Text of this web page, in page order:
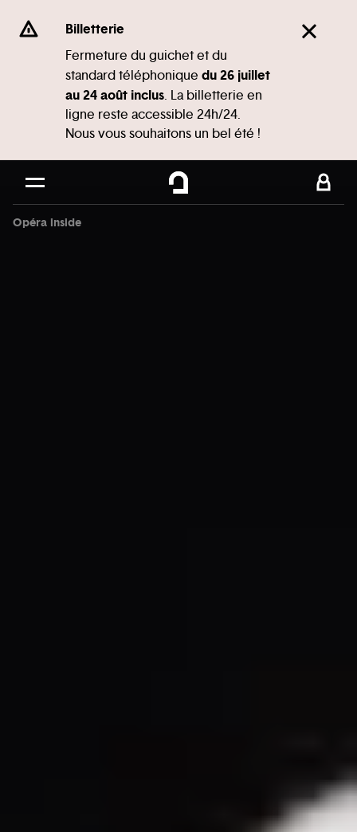
Se rendre au
Contenu principal
Pied de page
Billetterie
Fermeture du guichet et du
standard téléphonique du 26 juillet
au 24 août inclus. La billetterie en
ligne reste accessible 24h/24.
Nous vous souhaitons un bel été !
Opéra inside